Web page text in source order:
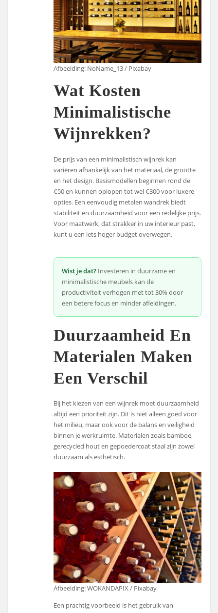
Afbeelding: NoName_13 / Pixabay
Wat Kosten
Minimalistische
Wijnrekken?
De prijs van een minimalistisch wijnrek kan
variëren afhankelijk van het materiaal, de grootte
en het design. Basismodellen beginnen rond de
€50 en kunnen oplopen tot wel €300 voor luxere
opties. Een eenvoudig metalen wandrek biedt
stabiliteit en duurzaamheid voor een redelijke prijs.
Voor maatwerk, dat strakker in uw interieur past,
kunt u een iets hoger budget overwegen.
Wist je dat? Investeren in duurzame en
minimalistische meubels kan de
productiviteit verhogen met tot 30% door
een betere focus en minder afleidingen.
Duurzaamheid En
Materialen Maken
Een Verschil
Bij het kiezen van een wijnrek moet duurzaamheid
altijd een prioriteit zijn. Dit is niet alleen goed voor
het milieu, maar ook voor de balans en veiligheid
binnen je werkruimte. Materialen zoals bamboe,
gerecycled hout en gepoedercoat staal zijn zowel
duurzaam als esthetisch.
Afbeelding: WOKANDAPIX / Pixabay
Een prachtig voorbeeld is het gebruik van